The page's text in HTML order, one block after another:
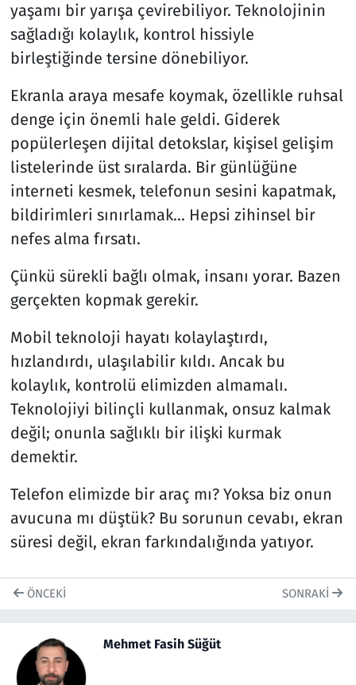
yaşamı bir yarışa çevirebiliyor. Teknolojinin
sağladığı kolaylık, kontrol hissiyle
birleştiğinde tersine dönebiliyor.
Ekranla araya mesafe koymak, özellikle ruhsal
denge için önemli hale geldi. Giderek
popülerleşen dijital detokslar, kişisel gelişim
listelerinde üst sıralarda. Bir günlüğüne
interneti kesmek, telefonun sesini kapatmak,
bildirimleri sınırlamak… Hepsi zihinsel bir
nefes alma fırsatı.
Çünkü sürekli bağlı olmak, insanı yorar. Bazen
gerçekten kopmak gerekir.
Mobil teknoloji hayatı kolaylaştırdı,
hızlandırdı, ulaşılabilir kıldı. Ancak bu
kolaylık, kontrolü elimizden almamalı.
Teknolojiyi bilinçli kullanmak, onsuz kalmak
değil; onunla sağlıklı bir ilişki kurmak
demektir.
Telefon elimizde bir araç mı? Yoksa biz onun
avucuna mı düştük? Bu sorunun cevabı, ekran
süresi değil, ekran farkındalığında yatıyor.
ÖNCEKI SONRAKI
Mehmet Fasih Süğüt